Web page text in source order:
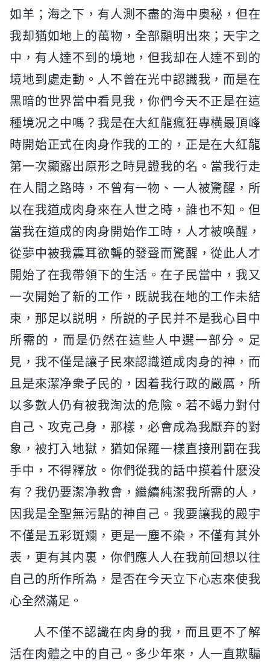
如羊；海之下，有人測不盡的海中奥秘，但在
我却猶如地上的萬物，全部顯明出來；天宇之
中，有人達不到的境地，但我却在人達不到的
境地到處走動。人不曾在光中認識我，而是在
黑暗的世界當中看見我，你們今天不正是在這
種境况之中嗎？我是在大紅龍瘋狂專横最頂峰
時開始正式在肉身作我的工的，正是在大紅龍
第一次顯露出原形之時見證我的名。當我行走
在人間之路時，不曾有一物、一人被驚醒，所
以在我道成肉身來在人世之時，誰也不知。但
當我在道成的肉身開始作工時，人才被唤醒，
從夢中被我震耳欲聾的發聲而驚醒，從此人才
開始了在我帶領下的生活。在子民當中，我又
一次開始了新的工作，既説我在地的工作未結
束，那足以説明，所説的子民并不是我心目中
所需的，而是仍然在這些人中選一部分。足
見，我不僅是讓子民來認識道成肉身的神，而
且是來潔净衆子民的，因着我行政的嚴厲，所
以多數人仍有被我淘汰的危險。若不竭力對付
自己、攻克己身，那樣，必會成為我厭弃的對
象，被打入地獄，猶如保羅一樣直接刑罰在我
手中，不得釋放。你們從我的話中摸着什麽没
有？我仍要潔净教會，繼續純潔我所需的人，
因我是全聖無污點的神自己。我要讓我的殿宇
不僅是五彩斑斕，更是一塵不染，不僅有其外
表，更有其内裏，你們應人人在我前回想以往
自己的所作所為，是否在今天立下心志來使我
心全然滿足。
人不僅不認識在肉身的我，而且更不了解
活在肉體之中的自己。多少年來，人一直欺騙